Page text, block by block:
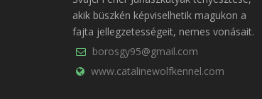
akik büszkén képviselhetik magukon a
fajta jellegzetességeit, nemes vonásait.
borosgy95@gmail.com
www.catalinewolfkennel.com